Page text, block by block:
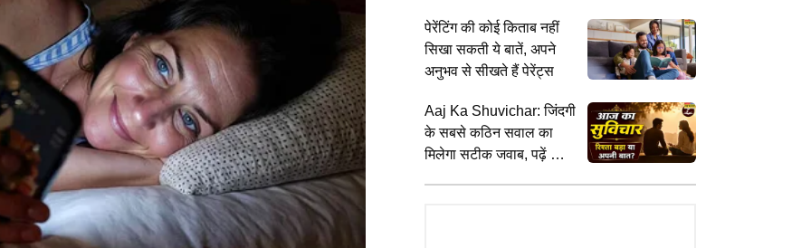
साइन लैंग्वेज में गाया
की देशभक्ति ने जीत लिया
SPORTS
भारतीय हॉकी टीम को 1975 विश्व कप
विजेताओं ने दिया जीत का मंत्र, बोले- 'देश
के लिए खेलो, मिलेगा पदक'
यूथ को बूथ तक पहुंचाने के लिए BJP का
नया प्लान, राजेश चौधरी को युवा मोर्चा की
LIFESTYLE
जिंदगी, कितनी सच है Laksh
Maheshwari की ये सोच
डिजिटल के लाइफस्टाइल सेक्शन में कंटेंट राइटर के रूप में कार्यरत हैं। फैशन, ब्यूटी,
पेरेंटिंग की कोई किताब नहीं
सिखा सकती ये बातें, अपने
अनुभव से सीखते हैं पेरेंट्स
Aaj Ka Shuvichar: जिंदगी
के सबसे कठिन सवाल का
मिलेगा सटीक जवाब, पढ़ें आज